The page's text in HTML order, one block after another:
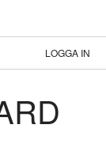
LOGGA IN